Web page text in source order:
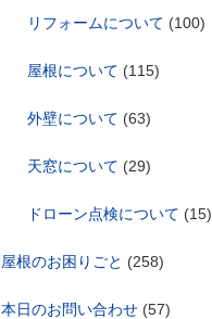
リフォームについて (100)
屋根について (115)
外壁について (63)
天窓について (29)
ドローン点検について (15)
屋根のお困りごと (258)
本日のお問い合わせ (57)